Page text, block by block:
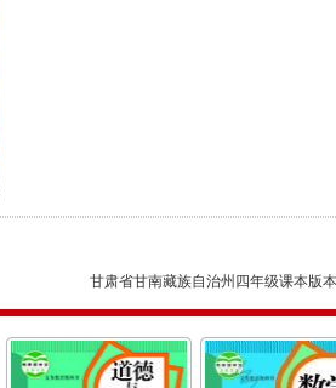
甘肃省甘南藏族自治州四年级课本版本